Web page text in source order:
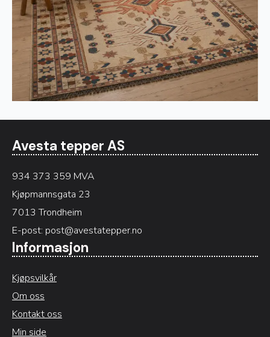
Avesta tepper AS
934 373 359 MVA
Kjøpmannsgata 23
7013 Trondheim
E-post: post@avestatepper.no
Informasjon
Kjøpsvilkår
Om oss
Kontakt oss
Min side